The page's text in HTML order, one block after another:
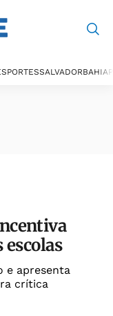
SALVADORBAHIA
e apresenta
crítica